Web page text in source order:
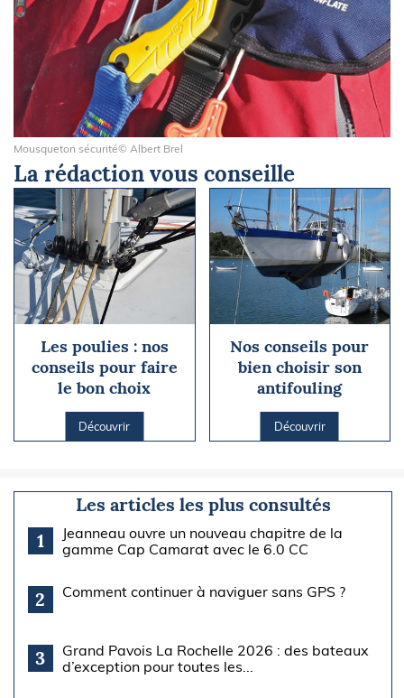
Mousqueton sécurité© Albert Brel
La rédaction vous conseille
Les poulies : nos
conseils pour faire
le bon choix
Découvrir
Nos conseils pour
bien choisir son
antifouling
Découvrir
Les articles les plus consultés
1
Jeanneau ouvre un nouveau chapitre de la
gamme Cap Camarat avec le 6.0 CC
2 Comment continuer à naviguer sans GPS ?
3
Grand Pavois La Rochelle 2026 : des bateaux
d’exception pour toutes les...